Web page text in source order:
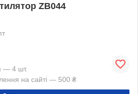
ZB044
— 4 шт.
на сайті — 500 ₴